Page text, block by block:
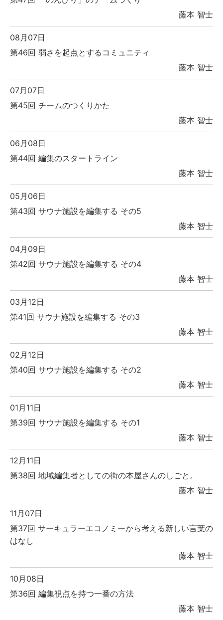
藤本 智士
08月07日
第46回 弱さを起点とするコミュニティ
藤本 智士
07月07日
第45回 チームのつくりかた
藤本 智士
06月08日
第44回 編集のスタートライン
藤本 智士
05月06日
第43回 サウナ施設を編集する その5
藤本 智士
04月09日
第42回 サウナ施設を編集する その4
藤本 智士
03月12日
第41回 サウナ施設を編集する その3
藤本 智士
02月12日
第40回 サウナ施設を編集する その2
藤本 智士
01月11日
第39回 サウナ施設を編集する その1
藤本 智士
12月11日
第38回 地域編集者としての街の本屋さんのしごと。
藤本 智士
11月07日
第37回 サーキュラーエコノミーから考える新しい言葉の
はなし
藤本 智士
10月08日
第36回 編集視点を持つ一番の方法
藤本 智士